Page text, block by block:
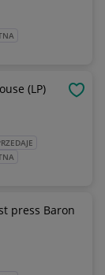
(LP)
press Baron